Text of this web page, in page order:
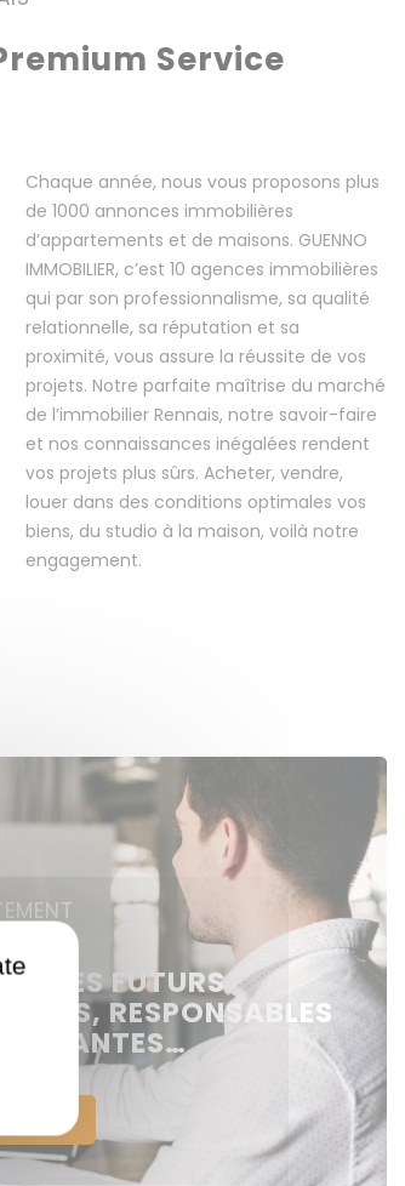
Service
Chaque année, nous vous proposons plus
de 1000 annonces immobilières
d’appartements et de maisons. GUENNO
IMMOBILIER, c’est 10 agences immobilières
qui par son professionnalisme, sa qualité
relationnelle, sa réputation et sa
proximité, vous assure la réussite de vos
projets. Notre parfaite maîtrise du marché
de l’immobilier Rennais, notre savoir-faire
et nos connaissances inégalées rendent
vos projets plus sûrs. Acheter, vendre,
louer dans des conditions optimales vos
biens, du studio à la maison, voilà notre
engagement.
DES FUTURS
RESPONSABLES